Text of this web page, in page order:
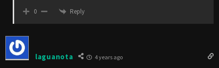
0 Reply
laguanota 4 years ago